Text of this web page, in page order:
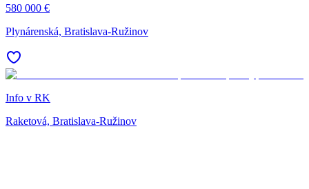
580 000 €
Plynárenská, Bratislava-Ružinov
Info v RK
Raketová, Bratislava-Ružinov